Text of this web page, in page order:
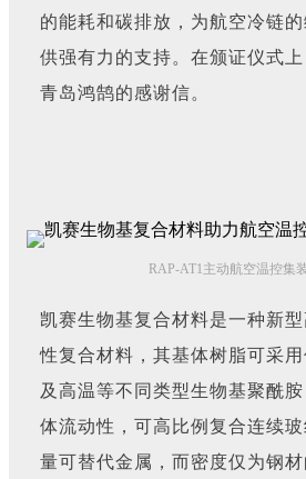
的能耗和碳排放，为航空冷链
供强有力的支持。在颁证仪式
青岛鸿鹄的感谢信。
RAP-AT1主动航空温控集
凯赛生物基复合材料是一种新
性复合材料，其基体树脂可采
及高温等不同类型生物基聚酰
体流动性，可高比例复合连续
量可替代金属，而密度仅为钢